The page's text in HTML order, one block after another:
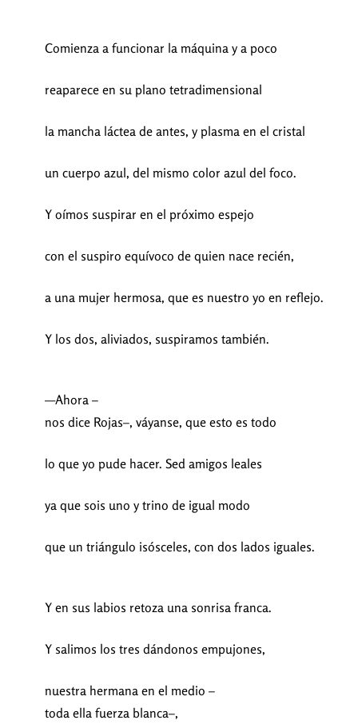
Comienza a funcionar la máquina y a poco
reaparece en su plano tetradimensional
la mancha láctea de antes, y plasma en el cristal
un cuerpo azul, del mismo color azul del foco.
Y oímos suspirar en el próximo espejo
con el suspiro equívoco de quien nace recién,
a una mujer hermosa, que es nuestro yo en reflejo.
Y los dos, aliviados, suspiramos también.
—Ahora –
nos dice Rojas–, váyanse, que esto es todo
lo que yo pude hacer. Sed amigos leales
ya que sois uno y trino de igual modo
que un triángulo isósceles, con dos lados iguales.
Y en sus labios retoza una sonrisa franca.
Y salimos los tres dándonos empujones,
nuestra hermana en el medio –
toda ella fuerza blanca–,